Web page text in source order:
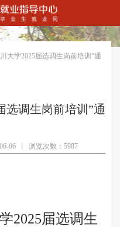
大学2025届选调生岗前培训”通
选调生岗前培训”通
06 浏览次数：5987
2025届选调生